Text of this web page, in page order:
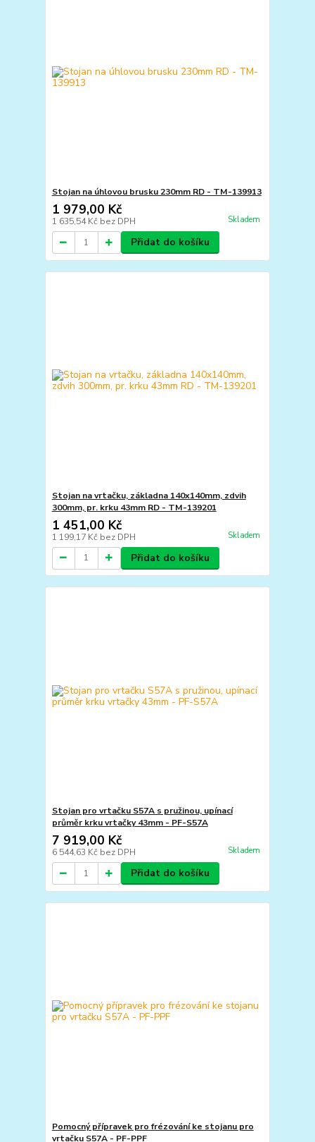
Stojan na úhlovou brusku 230mm RD - TM-139913
1 979,00 Kč
1 635,54 Kč bez DPH Skladem
Přidat do košíku
Stojan na vrtačku, základna 140x140mm, zdvih
300mm, pr. krku 43mm RD - TM-139201
1 451,00 Kč
1 199,17 Kč bez DPH Skladem
Přidat do košíku
Stojan pro vrtačku S57A s pružinou, upínací
průměr krku vrtačky 43mm - PF-S57A
7 919,00 Kč
6 544,63 Kč bez DPH Skladem
Přidat do košíku
Pomocný přípravek pro frézování ke stojanu pro
vrtačku S57A - PF-PPF